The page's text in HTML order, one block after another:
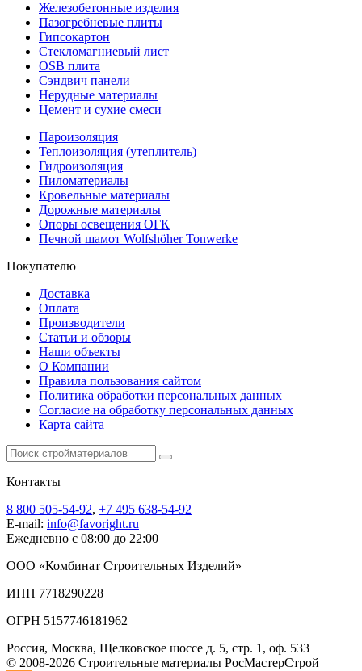
Железобетонные изделия
Пазогребневые плиты
Гипсокартон
Стекломагниевый лист
OSB плита
Сэндвич панели
Нерудные материалы
Цемент и сухие смеси
Пароизоляция
Теплоизоляция (утеплитель)
Гидроизоляция
Пиломатериалы
Кровельные материалы
Дорожные материалы
Опоры освещения ОГК
Печной шамот Wolfshöher Tonwerke
Покупателю
Доставка
Оплата
Производители
Статьи и обзоры
Наши объекты
О Компании
Правила пользования сайтом
Политика обработки персональных данных
Согласие на обработку персональных данных
Карта сайта
Контакты
8 800 505-54-92, +7 495 638-54-92
E-mail: info@favoright.ru
Ежедневно с 08:00 до 22:00
ООО «Комбинат Строительных Изделий»
ИНН 7718290228
ОГРН 5157746181962
Россия, Москва, Щелковское шоссе д. 5, стр. 1, оф. 533
© 2008-2026 Строительные материалы РосМастерСтрой